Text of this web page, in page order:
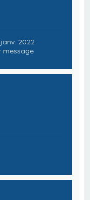
2022
message